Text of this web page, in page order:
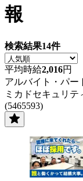
報
検索結果14件
平均時給2,016円
アルバイト・パー
ミカドセキュリテ
(5465593)